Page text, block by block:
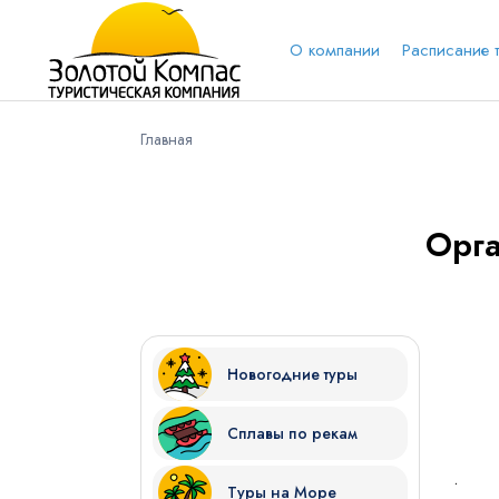
О компании Расписание
Главная
Новогодние туры
Сплавы по рекам
Туры на Море
.
Куда бы Вы хотели отправиться?